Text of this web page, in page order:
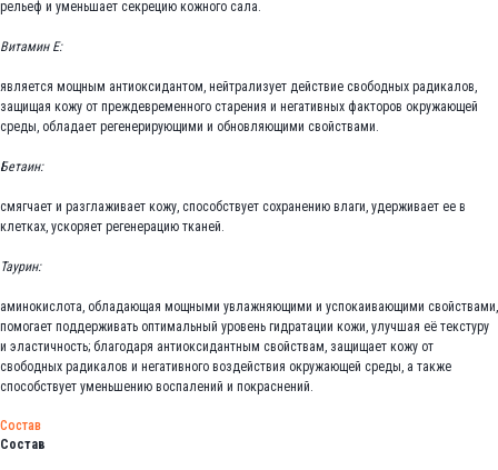
рельеф и уменьшает секрецию кожного сала.
Витамин E:
является мощным антиоксидантом, нейтрализует действие свободных радикалов,
защищая кожу от преждевременного старения и негативных факторов окружающей
среды, обладает регенерирующими и обновляющими свойствами.
Бетаин:
смягчает и разглаживает кожу, способствует сохранению влаги, удерживает ее в
клетках, ускоряет регенерацию тканей.
Таурин:
аминокислота, обладающая мощными увлажняющими и успокаивающими свойствами,
помогает поддерживать оптимальный уровень гидратации кожи, улучшая её текстуру
и эластичность; благодаря антиоксидантным свойствам, защищает кожу от
свободных радикалов и негативного воздействия окружающей среды, а также
способствует уменьшению воспалений и покраснений.
Состав
Состав